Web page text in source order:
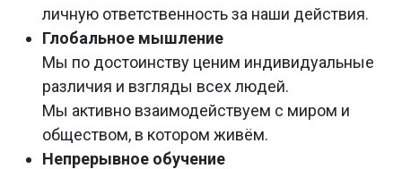
личную ответственность за наши действия.
Глобальное мышление
Мы по достоинству ценим индивидуальные
различия и взгляды всех людей.
Мы активно взаимодействуем с миром и
обществом, в котором живём.
Непрерывное обучение